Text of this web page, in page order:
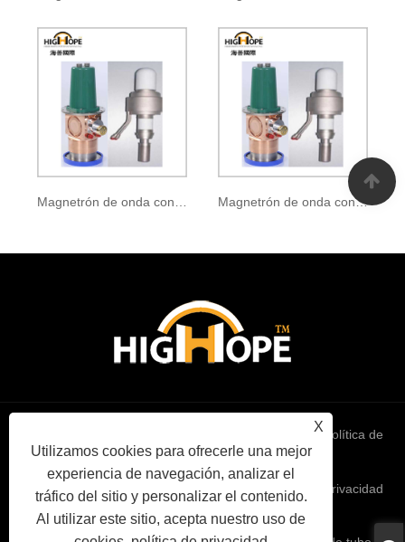
Magnetrón de onda continua CK-405
X
Utilizamos cookies para ofrecerle una mejor
experiencia de navegación, analizar el
tráfico del sitio y personalizar el contenido.
Al utilizar este sitio, acepta nuestro uso de
política de
privacidad